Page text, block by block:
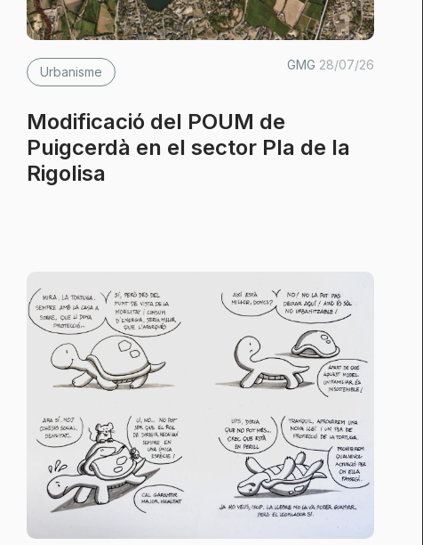
Urbanisme GMG 28/07/26
Modificació del POUM de
Puigcerdà en el sector Pla de la
Rigolisa